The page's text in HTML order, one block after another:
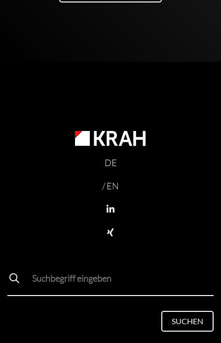
DE
/ EN
SUCHEN